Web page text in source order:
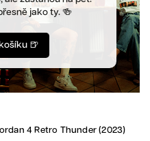
jako ty. 🍻
🍺
4 Retro Thunder (2023)